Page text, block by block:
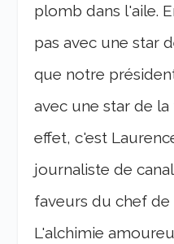
plomb dans l'aile.
pas avec une star
que notre
avec une star de la
effet, c'est
journaliste de
faveurs du chef de
L'alchimie